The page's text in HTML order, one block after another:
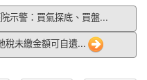
示警：買氣探底、買盤...
稅未繳金額可自遺...